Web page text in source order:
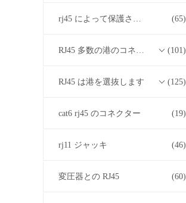
rj45 によって保護されるコネクター (65)
RJ45 多数の港のコネクター (101)
RJ45 は港を選抜します (125)
cat6 rj45 のコネクター (19)
rj11 ジャッキ (46)
変圧器との RJ45 (60)